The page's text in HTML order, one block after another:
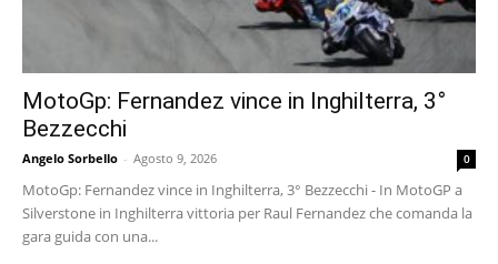
MotoGp: Fernandez vince in Inghilterra, 3°
Bezzecchi
Angelo Sorbello - Agosto 9, 2026 0
MotoGp: Fernandez vince in Inghilterra, 3° Bezzecchi - In MotoGP a
Silverstone in Inghilterra vittoria per Raul Fernandez che comanda la
gara guida con una...